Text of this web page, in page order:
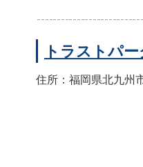
トラストパ
住所：福岡県北九州